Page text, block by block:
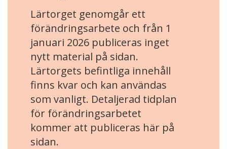
Lärtorget genomgår ett
förändringsarbete och från 1
januari 2026 publiceras inget
nytt material på sidan.
Lärtorgets befintliga innehåll
finns kvar och kan användas
som vanligt. Detaljerad tidplan
för förändringsarbetet
kommer att publiceras här på
sidan.